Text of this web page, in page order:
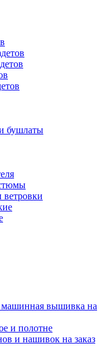
бушлаты
машинная вышивка на
и полотне
и нашивок на заказ